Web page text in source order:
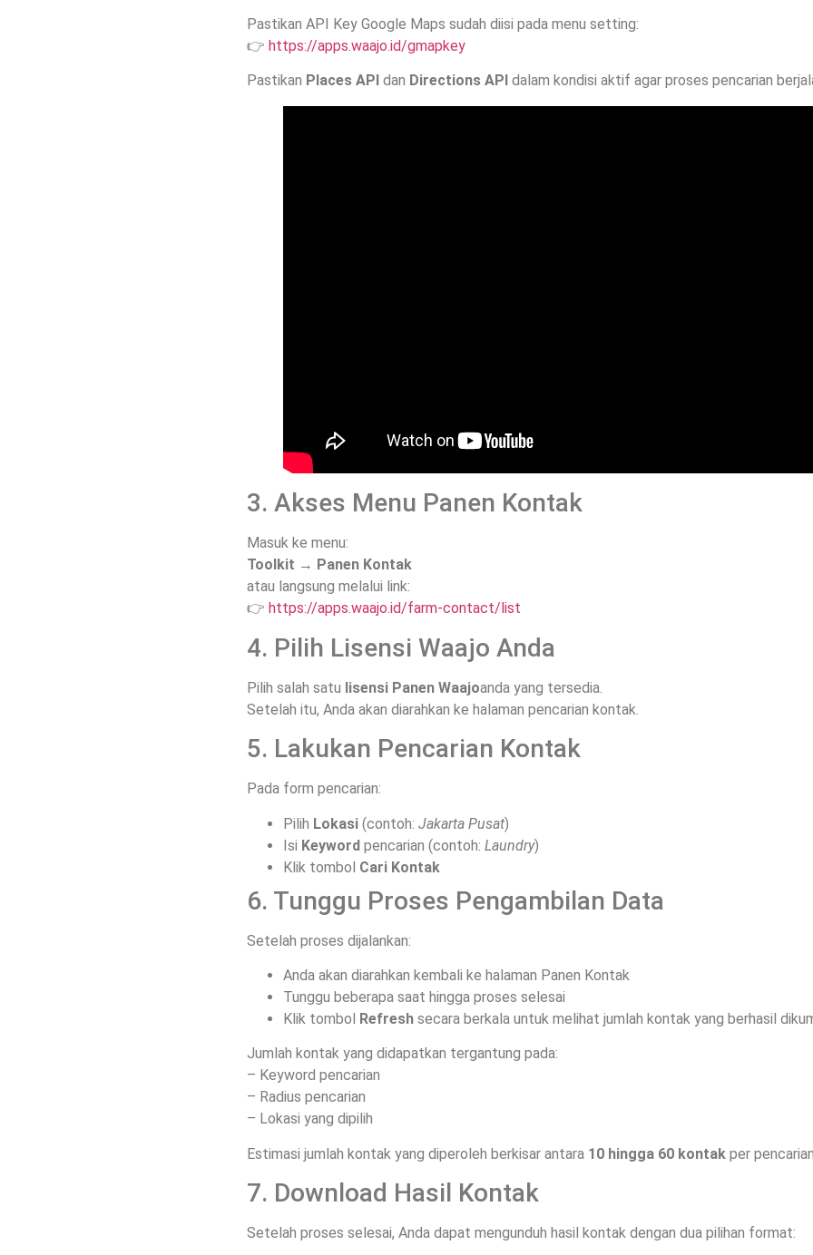
Pastikan API Key Google Maps sudah diisi pada menu setting:
👉 https://apps.waajo.id/gmapkey
Pastikan Places API dan Directions API dalam kondisi aktif agar proses pencarian
3. Akses Menu Panen Kontak
Masuk ke menu:
Toolkit → Panen Kontak
atau langsung melalui link:
👉 https://apps.waajo.id/farm-contact/list
4. Pilih Lisensi Waajo Anda
Pilih salah satu lisensi Panen Waajoanda yang tersedia.
Setelah itu, Anda akan diarahkan ke halaman pencarian kontak.
5. Lakukan Pencarian Kontak
Pada form pencarian:
Pilih Lokasi (contoh: Jakarta Pusat)
Isi Keyword pencarian (contoh: Laundry)
Klik tombol Cari Kontak
6. Tunggu Proses Pengambilan Data
Setelah proses dijalankan:
Anda akan diarahkan kembali ke halaman Panen Kontak
Tunggu beberapa saat hingga proses selesai
Klik tombol Refresh secara berkala untuk melihat jumlah kontak yang berhasil
Jumlah kontak yang didapatkan tergantung pada:
– Keyword pencarian
– Radius pencarian
– Lokasi yang dipilih
Estimasi jumlah kontak yang diperoleh berkisar antara 10 hingga 60 kontak per
7. Download Hasil Kontak
Setelah proses selesai, Anda dapat mengunduh hasil kontak dengan dua pilihan format: